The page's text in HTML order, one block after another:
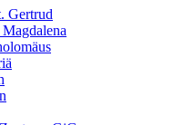
Gertrud